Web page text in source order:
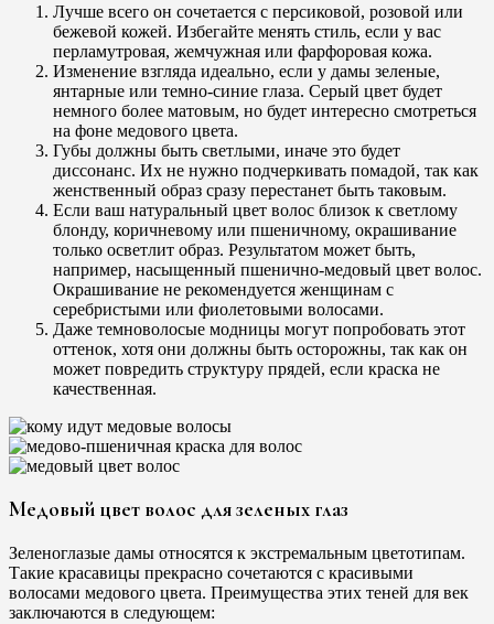
Лучше всего он сочетается с персиковой, розовой или
бежевой кожей. Избегайте менять стиль, если у вас
перламутровая, жемчужная или фарфоровая кожа.
Изменение взгляда идеально, если у дамы зеленые,
янтарные или темно-синие глаза. Серый цвет будет
немного более матовым, но будет интересно смотреться
на фоне медового цвета.
Губы должны быть светлыми, иначе это будет
диссонанс. Их не нужно подчеркивать помадой, так как
женственный образ сразу перестанет быть таковым.
Если ваш натуральный цвет волос близок к светлому
блонду, коричневому или пшеничному, окрашивание
только осветлит образ. Результатом может быть,
например, насыщенный пшенично-медовый цвет волос.
Окрашивание не рекомендуется женщинам с
серебристыми или фиолетовыми волосами.
Даже темноволосые модницы могут попробовать этот
оттенок, хотя они должны быть осторожны, так как он
может повредить структуру прядей, если краска не
качественная.
Медовый цвет волос для зеленых глаз
Зеленоглазые дамы относятся к экстремальным цветотипам.
Такие красавицы прекрасно сочетаются с красивыми
волосами медового цвета. Преимущества этих теней для век
заключаются в следующем: